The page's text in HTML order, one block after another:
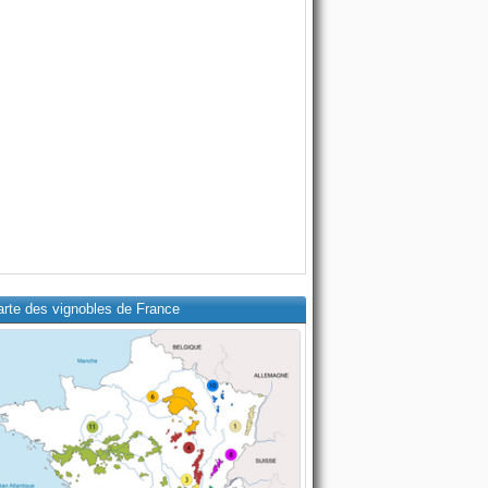
des vignobles de France